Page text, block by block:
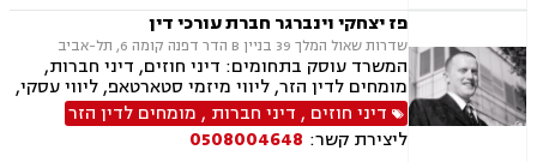
פז יצחקי וינברגר חברת עורכי דין
שדרות שאול המלך 39 בניין B הדר דפנה קומה 6, תל-אביב
המשרד עוסק בתחומים: דיני חוזים, דיני חברות,
מומחים לדין הזר, ליווי מיזמי סטארטאפ, ליווי עסקי,
השקעות בחו"ל, מיזוגים ורכישות, ליטיגציה, משפט
בינלאומי
דיני חוזים , דיני חברות , מומחים לדין הזר
ליצירת קשר: 0508004648